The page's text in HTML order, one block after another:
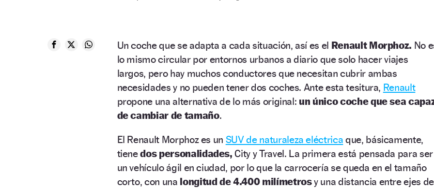
Un coche que se adapta a cada situación, así es el Renault Morphoz. No
lo mismo circular por entornos urbanos a diario que solo hacer viajes
largos, pero hay muchos conductores que necesitan cubrir ambas
necesidades y no pueden tener dos coches. Ante esta tesitura, Renault
propone una alternativa de lo más original: un único coche que sea
de cambiar de tamaño.
El Renault Morphoz es un SUV de naturaleza eléctrica que, básicamente,
tienedos personalidades, City y Travel. La primera está pensada para ser
un vehículo ágil en ciudad, por lo que la carrocería se queda en el tamaño
corto, con una longitud de 4.400 milímetrosy una distancia entre ejes de